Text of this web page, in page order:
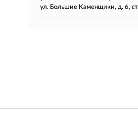
ул. Большие Каменщики, д. 6,